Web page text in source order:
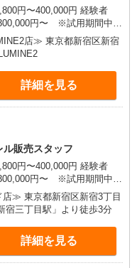
円〜400,000円 経験者
300,000円〜 ※試用期間中は
業手当：30,800円（月給に
は追加で残業手当支給 ※月
※試用期間（2〜3ヶ月）も
家外かつ賃貸の場合のみ別
異なります。詳細は面接
店≫ 東京都新宿区新宿
詳細を見る
販売スタッフ
円〜400,000円 経験者
300,000円〜 ※試用期間中は
業手当：30,800円（月給に
は追加で残業手当支給 ※月
※試用期間（2〜3ヶ月）も
家外かつ賃貸の場合のみ別
≫ 東京都新宿区新宿3丁目
宿三丁目駅」より徒歩3分
詳細を見る